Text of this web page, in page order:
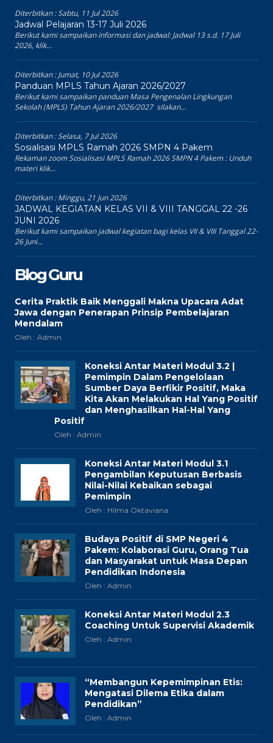
Diterbitkan :Sabtu, 11 Jul 2026
Jadwal Pelajaran 13-17 Juli 2026
Berikut kami sampaikan informasi dan jadwal: Jadwal 13 s.d. 17 Juli
2026, klik...
Diterbitkan :Jumat, 10 Jul 2026
Panduan MPLS Tahun Ajaran 2026/2027
Berikut kami sampaikan panduan Masa Pengenalan Lingkungan
Sekolah (MPLS) Tahun Ajaran 2026/2027 silakan...
Diterbitkan :Selasa, 7 Jul 2026
Sosialisasi MPLS Ramah 2026 SMPN 4 Pakem
Rekaman zoom Sosialisasi MPLS Ramah 2026 SMPN 4 Pakem : Unduh
materi klik...
Diterbitkan :Minggu, 21 Jun 2026
JADWAL KEGIATAN KELAS VII & VIII TANGGAL 22 -26
JUNI 2026
Berikut kami sampaikan jadwal kegiatan bagi kelas VII & VIII Tanggal 22-
26 Juni...
Blog Guru
Cerita Praktik Baik Menggali Makna Upacara Adat
Jawa dengan Penerapan Prinsip Pembelajaran
Mendalam
Oleh : Admin
Koneksi Antar Materi Modul 3.2 |
Pemimpin Dalam Pengelolaan
Sumber Daya Berfikir Positif, Maka
Kita Akan Melakukan Hal Yang Positif
dan Menghasilkan Hal-Hal Yang
Positif
Oleh : Admin
Koneksi Antar Materi Modul 3.1
Pengambilan Keputusan Berbasis
Nilai-Nilai Kebaikan sebagai
Pemimpin
Oleh : Hilma Oktaviana
Budaya Positif di SMP Negeri 4
Pakem: Kolaborasi Guru, Orang Tua
dan Masyarakat untuk Masa Depan
Pendidikan Indonesia
Oleh : Admin
Koneksi Antar Materi Modul 2.3
Coaching Untuk Supervisi Akademik
Oleh : Admin
“Membangun Kepemimpinan Etis:
Mengatasi Dilema Etika dalam
Pendidikan”
Oleh : Admin